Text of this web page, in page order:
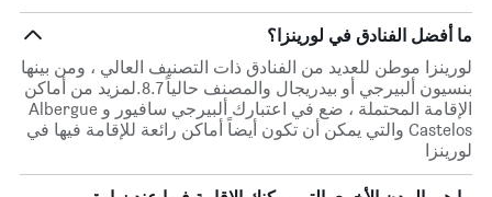
ما أفضل الفنادق في لورينزا؟
لورينزا موطن للعديد من الفنادق ذات التصنيف العالي ، ومن بينها
بنسيون ألبيرجي أو بيدريجال والمصنف حالياً 8.7.لمزيد من أماكن
الإقامة المحتملة ، ضع في اعتبارك ألبيرجي سافيور و Albergue
Castelos والتي يمكن أن تكون أيضاً أماكن رائعة للإقامة فيها في
لورينزا